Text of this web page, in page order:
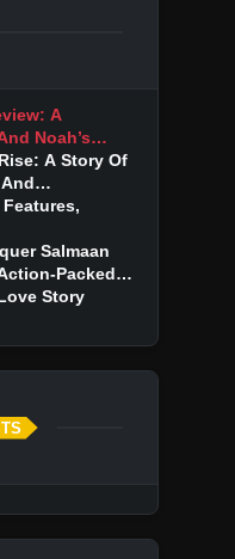
A
Noah’s
A Story Of
Salmaan
Packed
Story